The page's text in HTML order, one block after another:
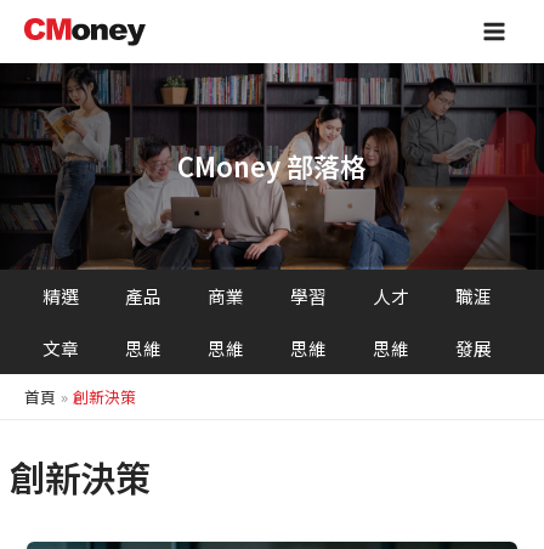
主
容
Main
CMoney 部落格
精選
文章
產品
思維
商業
思維
學習
思維
人才
思維
職涯
發展
首頁 創新決策
創新決策